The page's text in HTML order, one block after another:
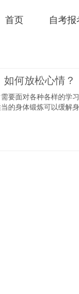
首页 自考报
如何放松心情？
要面对各种各样的学
的身体锻炼可以缓解